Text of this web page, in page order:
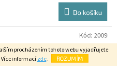
procházením tohoto webu vyjadřujete
informacízde. ROZUMÍM
Do košíku
Kód: 2009